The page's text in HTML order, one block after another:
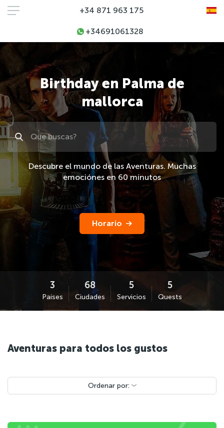
+34 871 963 175
+34691061328
Birthday en Palma de
mallorca
Поиск
Descubre el mundo de las Aventuras. Muchas
emociónes en 60 minutos
Horario
Países Ciudades Servicios Quests
Aventuras para todos los gustos
Ordenar por: